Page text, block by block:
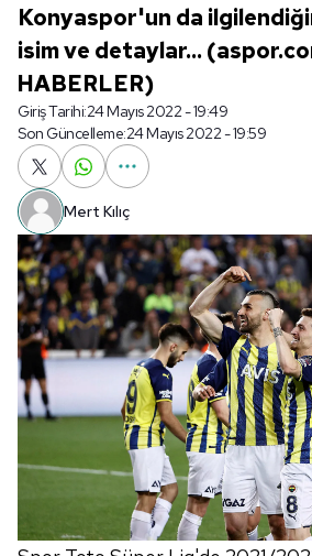
Konyaspor'un da
isim ve detaylar...
HABERLER)
Giriş Tarihi:24 Mayıs 2022 - 19:49
Son Güncelleme:24 Mayıs 2022 - 19:59
Mert Kılıç